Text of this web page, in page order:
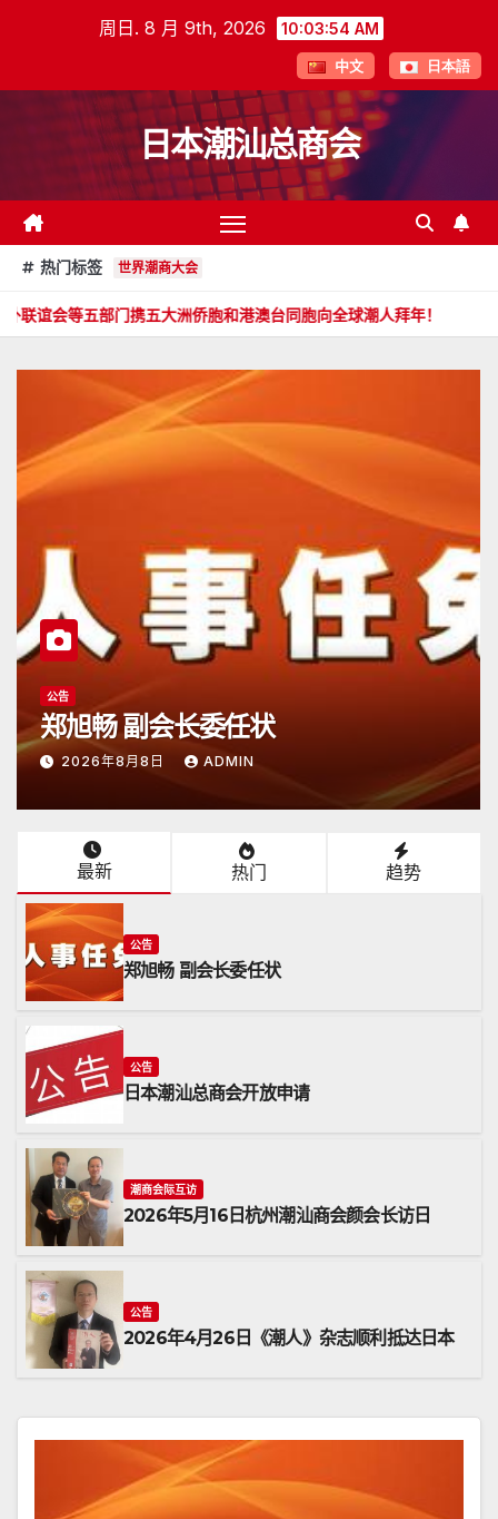
周日. 8 月 9th, 2026 10:03:56 AM
中文 日本語
日本潮汕总商会
热门标签 世界潮商大会
携五大洲侨胞和港澳台同胞向全球潮人拜年！ 郑旭畅 副会长
公告
日本潮汕总商会开放申请
2026年6月15日 ADMIN
最新 热门 趋势
公告
郑旭畅 副会长委任状
公告
日本潮汕总商会开放申请
潮商会际互访
2026年5月16日杭州潮汕商会颜会长访日
公告
2026年4月26日《潮人》杂志顺利抵达日本